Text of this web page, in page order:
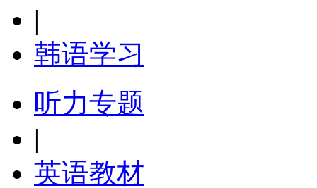
|
韩语学习
听力专题
|
英语教材